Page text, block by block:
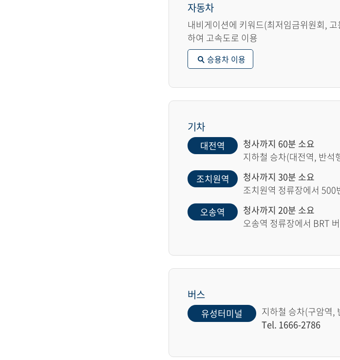
자동차
내비게이션에 키워드(최저임금위원회,
하여 고속도로 이용
승용차 이용
기차
대전역
청사까지 60분 소요
지하철 승차(대전역, 반
조치원역
청사까지 30분 소요
조치원역 정류장에서 500
오송역
청사까지 20분 소요
오송역 정류장에서 BRT
버스
유성터미널
지하철 승차(구암역,
Tel. 1666-2786